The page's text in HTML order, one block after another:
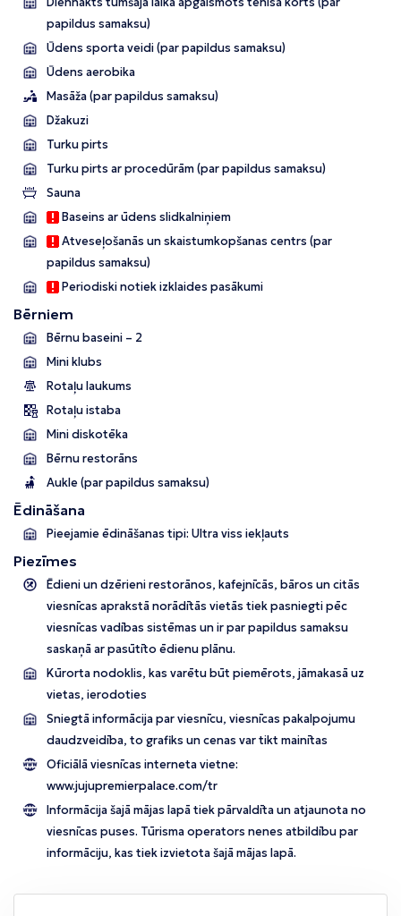
papildus samaksu)
Ūdens sporta veidi (par papildus samaksu)
Ūdens aerobika
Masāža (par papildus samaksu)
Džakuzi
Turku pirts
Turku pirts ar procedūrām (par papildus samaksu)
Sauna
Baseins ar ūdens slidkalniņiem
Atveseļošanās un skaistumkopšanas centrs (par
papildus samaksu)
Periodiski notiek izklaides pasākumi
Bērniem
Bērnu baseini – 2
Mini klubs
Rotaļu laukums
Rotaļu istaba
Mini diskotēka
Bērnu restorāns
Aukle (par papildus samaksu)
Ēdināšana
Pieejamie ēdināšanas tipi: Ultra viss iekļauts
Piezīmes
Ēdieni un dzērieni restorānos, kafejnīcās, bāros un citās
viesnīcas aprakstā norādītās vietās tiek pasniegti pēc
viesnīcas vadības sistēmas un ir par papildus samaksu
saskaņā ar pasūtīto ēdienu plānu.
Kūrorta nodoklis, kas varētu būt piemērots, jāmakasā uz
vietas, ierodoties
Sniegtā informācija par viesnīcu, viesnīcas pakalpojumu
daudzveidība, to grafiks un cenas var tikt mainītas
Oficiālā viesnīcas interneta vietne:
www.jujupremierpalace.com/tr
Informācija šajā mājas lapā tiek pārvaldīta un atjaunota no
viesnīcas puses. Tūrisma operators nenes atbildību par
informāciju, kas tiek izvietota šajā mājas lapā.